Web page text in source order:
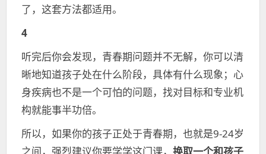
了，这套方法都适用。
4
听完后你会发现，青春期问题并不无解，你可以清
晰地知道孩子处在什么阶段，具体有什么现象；心
身疾病也不是一个可怕的问题，找对目标和专业机
构就能事半功倍。
所以，如果你的孩子正处于青春期，也就是9-24岁